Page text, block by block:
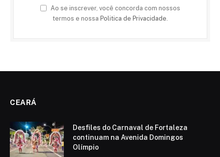
Ao se inscrever, você concorda com nossos
termos e nossa Politica de Privacidade.
CEARÁ
Desfiles do Carnaval de Fortaleza
continuam na Avenida Domingos
Olímpio